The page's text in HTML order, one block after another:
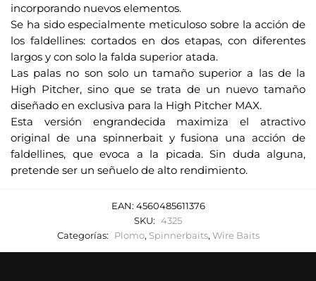
incorporando nuevos elementos.
Se ha sido especialmente meticuloso sobre la acción de
los faldellines: cortados en dos etapas, con diferentes
largos y con solo la falda superior atada.
Las palas no son solo un tamaño superior a las de la
High Pitcher, sino que se trata de un nuevo tamaño
diseñado en exclusiva para la High Pitcher MAX.
Esta versión engrandecida maximiza el atractivo
original de una spinnerbait y fusiona una acción de
faldellines, que evoca a la picada. Sin duda alguna,
pretende ser un señuelo de alto rendimiento.
EAN: 4560485611376
SKU: 4325
Categorías:
Plomo, Spinnerbaits, Wire Baits